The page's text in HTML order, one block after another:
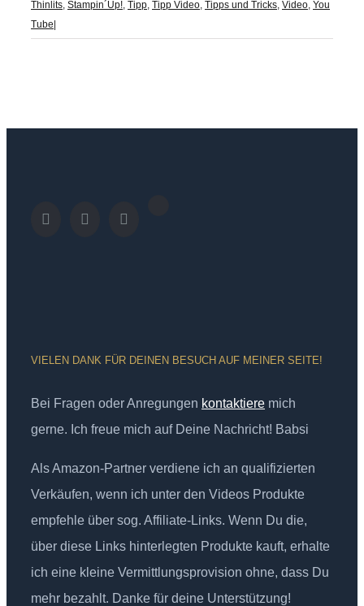
Thinlits, Stampin´Up!, Tipp, Tipp Video, Tipps und Tricks, Video, You
Tube|
VIELEN DANK FÜR DEINEN BESUCH AUF MEINER SEITE!
Bei Fragen oder Anregungen kontaktiere mich
gerne. Ich freue mich auf Deine Nachricht! Babsi
Als Amazon-Partner verdiene ich an qualifizierten
Verkäufen, wenn ich unter den Videos Produkte
empfehle über sog. Affiliate-Links. Wenn Du die,
über diese Links hinterlegten Produkte kauft, erhalte
ich eine kleine Vermittlungsprovision ohne, dass Du
mehr bezahlt. Danke für deine Unterstützung!